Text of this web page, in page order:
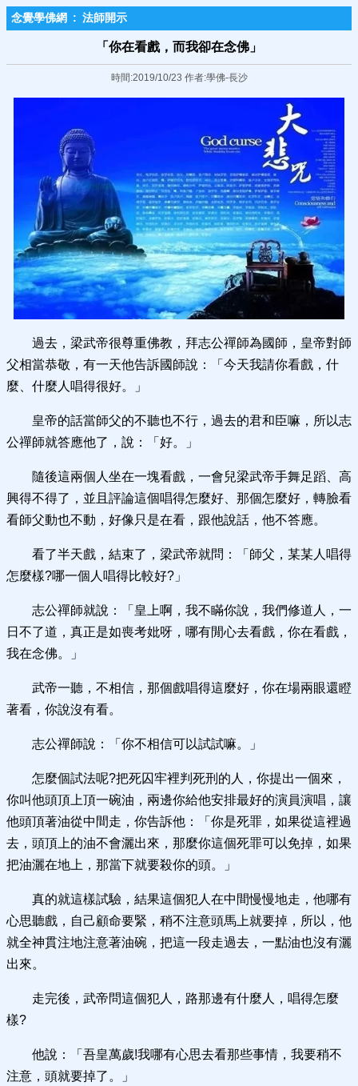
念覺學佛網 : 法師開示
「你在看戲，而我卻在念佛」
時間:2019/10/23 作者:學佛-長沙
過去，梁武帝很尊重佛教，拜志公禪師為國師，皇帝對師
父相當恭敬，有一天他告訴國師說：「今天我請你看戲，什
麼、什麼人唱得很好。」
皇帝的話當師父的不聽也不行，過去的君和臣嘛，所以志
公禪師就答應他了，說：「好。」
隨後這兩個人坐在一塊看戲，一會兒梁武帝手舞足蹈、高
興得不得了，並且評論這個唱得怎麼好、那個怎麼好，轉臉看
看師父動也不動，好像只是在看，跟他說話，他不答應。
看了半天戲，結束了，梁武帝就問：「師父，某某人唱得
怎麼樣?哪一個人唱得比較好?」
志公禪師就說：「皇上啊，我不瞞你說，我們修道人，一
日不了道，真正是如喪考妣呀，哪有閒心去看戲，你在看戲，
我在念佛。」
武帝一聽，不相信，那個戲唱得這麼好，你在場兩眼還瞪
著看，你說沒有看。
志公禪師說：「你不相信可以試試嘛。」
怎麼個試法呢?把死囚牢裡判死刑的人，你提出一個來，
你叫他頭頂上頂一碗油，兩邊你給他安排最好的演員演唱，讓
他頭頂著油從中間走，你告訴他：「你是死罪，如果從這裡過
去，頭頂上的油不會灑出來，那麼你這個死罪可以免掉，如果
把油灑在地上，那當下就要殺你的頭。」
真的就這樣試驗，結果這個犯人在中間慢慢地走，他哪有
心思聽戲，自己顧命要緊，稍不注意頭馬上就要掉，所以，他
就全神貫注地注意著油碗，把這一段走過去，一點油也沒有灑
出來。
走完後，武帝問這個犯人，路那邊有什麼人，唱得怎麼
樣?
他說：「吾皇萬歲!我哪有心思去看那些事情，我要稍不
注意，頭就要掉了。」